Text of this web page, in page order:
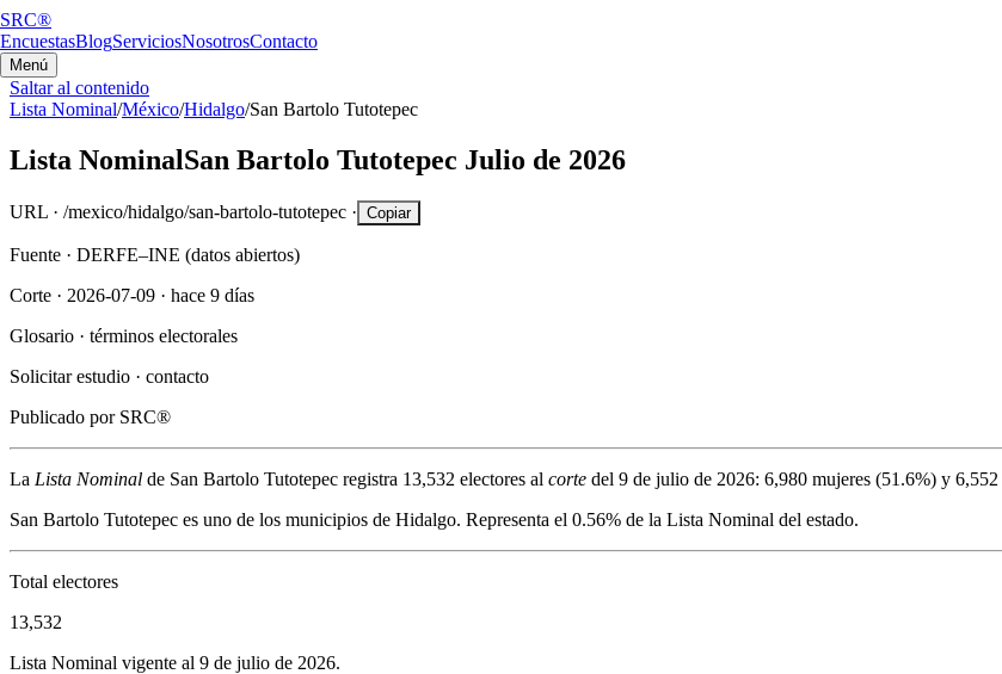
SRC®
EncuestasBlogServiciosNosotrosContacto
Menú
Saltar al contenido
Lista Nominal/México/Hidalgo/San Bartolo Tutotepec
Lista NominalSan Bartolo Tutotepec Julio de 2026
URL · /mexico/hidalgo/san-bartolo-tutotepec · Copiar
Fuente · DERFE–INE (datos abiertos)
Corte · 2026-07-09 · hace 9 días
Glosario · términos electorales
Solicitar estudio · contacto
Publicado por SRC®
La Lista Nominal de San Bartolo Tutotepec registra 13,532 electores al corte del 9 de julio de 2026: 6,980 mujeres (51.6%) y 6,552
San Bartolo Tutotepec es uno de los municipios de Hidalgo. Representa el 0.56% de la Lista Nominal del estado.
Total electores
13,532
Lista Nominal vigente al 9 de julio de 2026.